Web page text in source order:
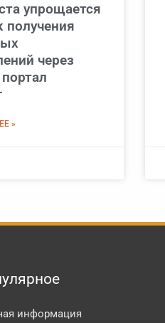
упрощается
получения
через
»
информация